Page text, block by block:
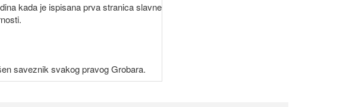
kada je ispisana prva stranica slavne
saveznik svakog pravog Grobara.